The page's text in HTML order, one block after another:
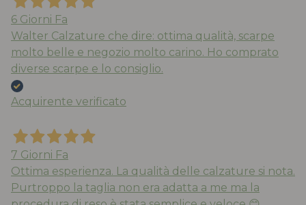
6 Giorni Fa
Walter Calzature che dire: ottima qualità, scarpe
molto belle e negozio molto carino. Ho comprato
diverse scarpe e lo consiglio.
Acquirente verificato
7 Giorni Fa
Ottima esperienza. La qualità delle calzature si nota.
Purtroppo la taglia non era adatta a me ma la